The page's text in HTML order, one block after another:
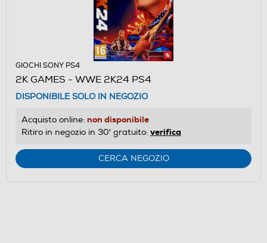
GIOCHI SONY PS4
2K GAMES - WWE 2K24 PS4
DISPONIBILE SOLO IN NEGOZIO
Acquisto online: non disponibile
Ritiro in negozio in 30' gratuito: verifica
CERCA NEGOZIO